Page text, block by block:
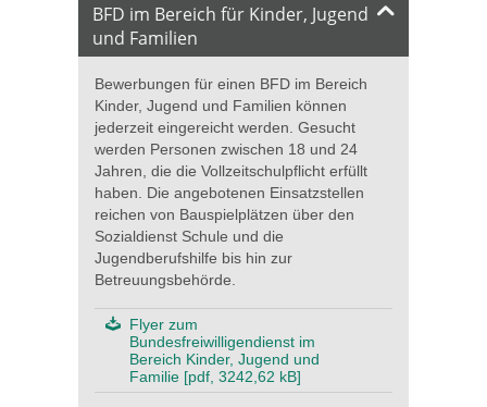
BFD im Bereich für Kinder, Jugend
und Familien
Bewerbungen für einen BFD im Bereich
Kinder, Jugend und Familien können
jederzeit eingereicht werden. Gesucht
werden Personen zwischen 18 und 24
Jahren, die die Vollzeitschulpflicht erfüllt
haben. Die angebotenen Einsatzstellen
reichen von Bauspielplätzen über den
Sozialdienst Schule und die
Jugendberufshilfe bis hin zur
Betreuungsbehörde.
Flyer zum
Bundesfreiwilligendienst im
Bereich Kinder, Jugend und
Familie [pdf, 3242,62 kB]